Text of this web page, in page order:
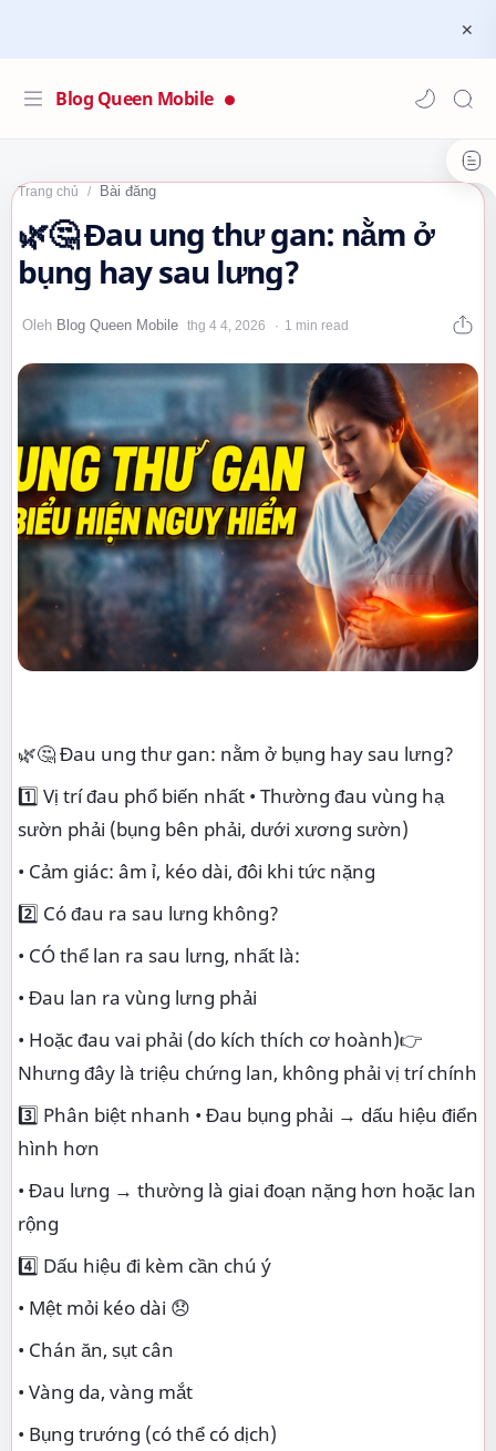
Blog Queen Mobile
Trang chủ Bài đăng
🌿🤔 Đau ung thư gan: nằm ở
bụng hay sau lưng?
1 min read
🌿🤔 Đau ung thư gan: nằm ở bụng hay sau lưng?
1️⃣ Vị trí đau phổ biến nhất • Thường đau vùng hạ
sườn phải (bụng bên phải, dưới xương sườn)
• Cảm giác: âm ỉ, kéo dài, đôi khi tức nặng
2️⃣ Có đau ra sau lưng không?
• CÓ thể lan ra sau lưng, nhất là:
• Đau lan ra vùng lưng phải
• Hoặc đau vai phải (do kích thích cơ hoành)👉
Nhưng đây là triệu chứng lan, không phải vị trí chính
3️⃣ Phân biệt nhanh • Đau bụng phải → dấu hiệu điển
hình hơn
• Đau lưng → thường là giai đoạn nặng hơn hoặc lan
rộng
4️⃣ Dấu hiệu đi kèm cần chú ý
• Mệt mỏi kéo dài 😞
• Chán ăn, sụt cân
• Vàng da, vàng mắt
• Bụng trướng (có thể có dịch)